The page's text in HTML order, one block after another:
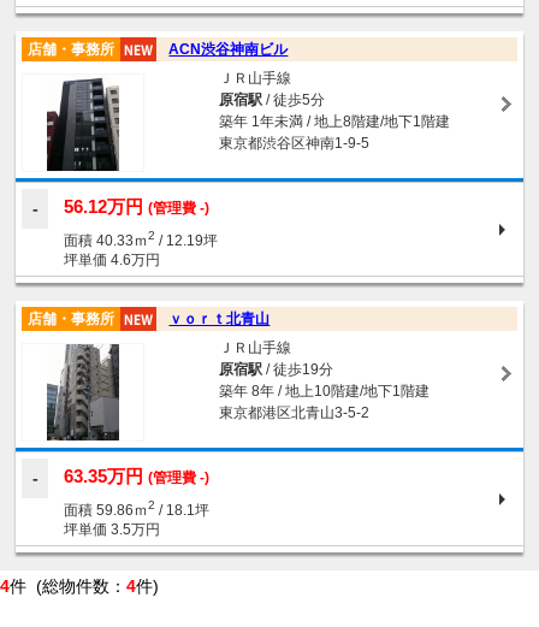
店舗・事務所
ACN渋谷神南ビル
ＪＲ山手線
原宿駅/ 徒歩5分
築年 1年未満 / 地上8階建/地下1階建
東京都渋谷区神南1-9-5
56.12万円 (管理費 -)
面積 40.33ｍ2 / 12.19坪
坪単価 4.6万円
店舗・事務所
ｖｏｒｔ北青山
ＪＲ山手線
原宿駅/ 徒歩19分
築年 8年 / 地上10階建/地下1階建
東京都港区北青山3-5-2
63.35万円 (管理費 -)
面積 59.86ｍ2 / 18.1坪
坪単価 3.5万円
4件 (総物件数： 4件)